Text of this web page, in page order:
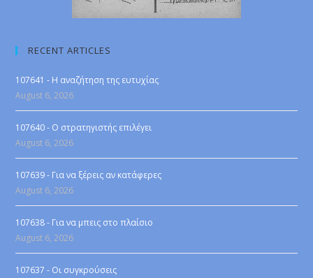
RECENT ARTICLES
107641 - Η αναζήτηση της ευτυχίας
August 6, 2026
107640 - Ο στρατηγιστής επιλέγει
August 6, 2026
107639 - Για να ξέρεις αν κατάφερες
August 6, 2026
107638 - Για να μπεις στο πλαίσιο
August 6, 2026
107637 - Οι συγκρούσεις